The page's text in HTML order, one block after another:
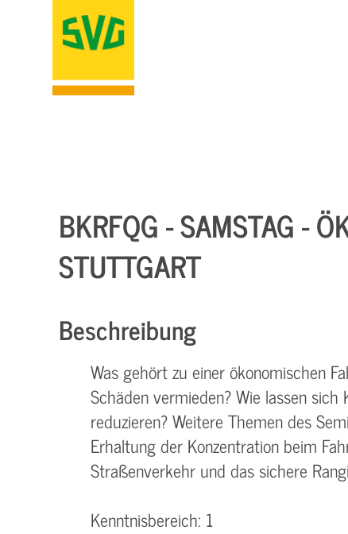
BKRFQG - SAMSTAG -
STUTTGART
Beschreibung
Was gehört zu einer ökonomischen
Schäden vermieden? Wie lassen
reduzieren? Weitere Themen des
Erhaltung der Konzentration beim
Straßenverkehr und das sichere
Kenntnisbereich: 1